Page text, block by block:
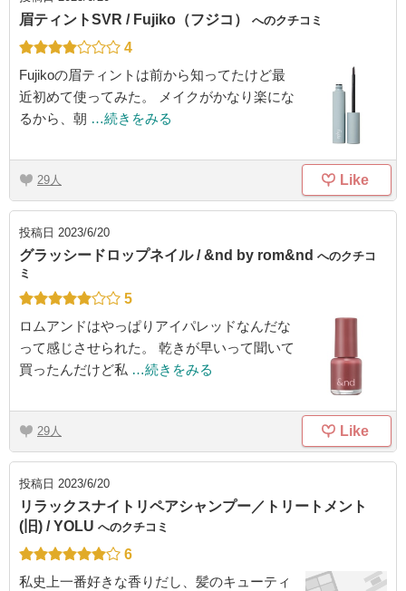
眉ティントSVR / Fujiko（フジコ） へのクチコミ
4
Fujikoの眉ティントは前から知ってたけど最
近初めて使ってみた。 メイクがかなり楽にな
るから、朝 …続きをみる
29 Like
投稿日 2023/6/20
グラッシードロップネイル / &nd by rom&nd へのクチコ
ミ
5
ロムアンドはやっぱりアイパレッドなんだな
って感じさせられた。 乾きが早いって聞いて
買ったんだけど私 …続きをみる
29 Like
投稿日 2023/6/20
リラックスナイトリペアシャンプー／トリートメント
(旧) / YOLU へのクチコミ
6
私史上一番好きな香りだし、髪のキューティ